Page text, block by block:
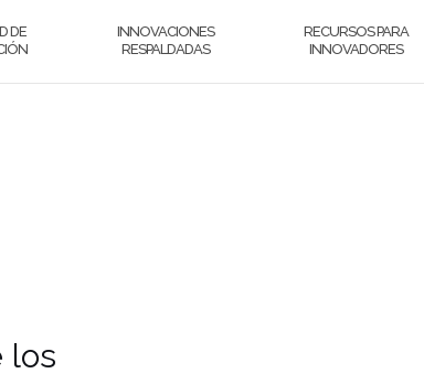
DE
INNOVACIONES
RESPALDADAS
RECURSOS PARA
INNOVADORES
los